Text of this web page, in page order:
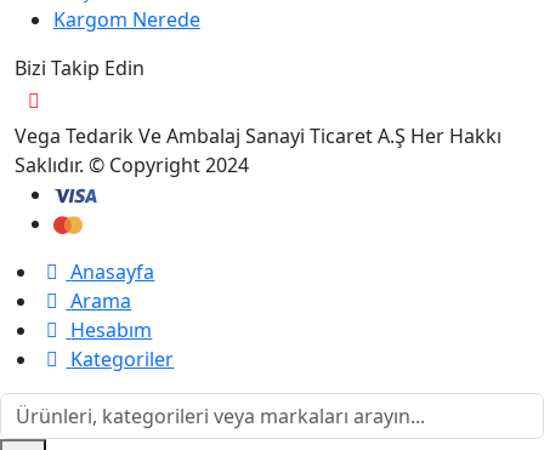
Kargom Nerede
Bizi Takip Edin
Vega Tedarik Ve Ambalaj Sanayi Ticaret A.Ş Her Hakkı
Saklıdır. © Copyright 2024
Anasayfa
Arama
Hesabım
Kategoriler